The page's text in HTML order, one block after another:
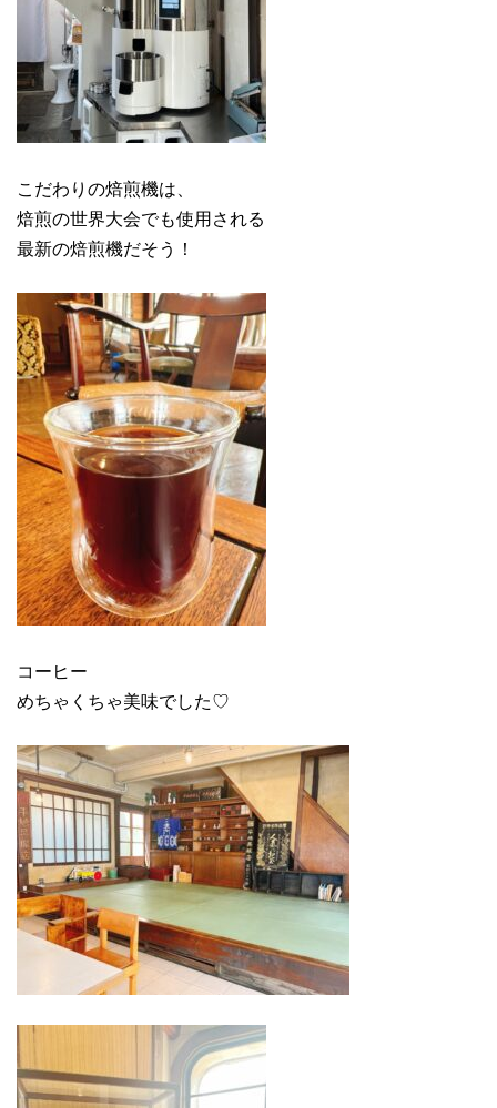
こだわりの焙煎機は、
焙煎の世界大会でも使用される
最新の焙煎機だそう！
コーヒー
めちゃくちゃ美味でした♡